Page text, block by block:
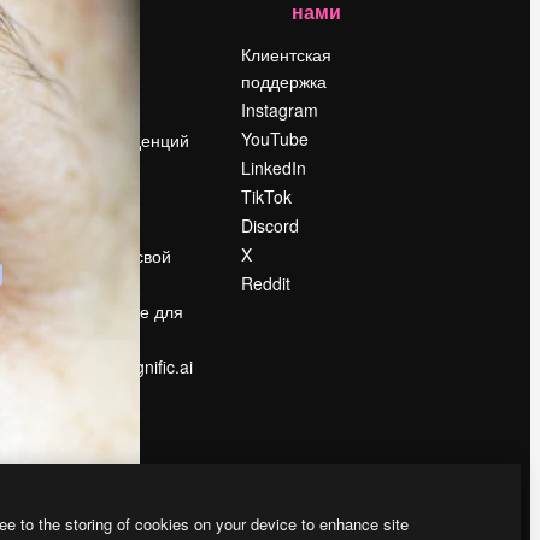
О нас
Reviews
Вакансии
Поиск тенденций
Блог
События
Slidesgo
Продайте свой
Помещение для
прессы
Ищете magnific.ai
нами
Клиентская
поддержка
Instagram
YouTube
LinkedIn
TikTok
Discord
X
Reddit
to the storing of cookies on your device to enhance site